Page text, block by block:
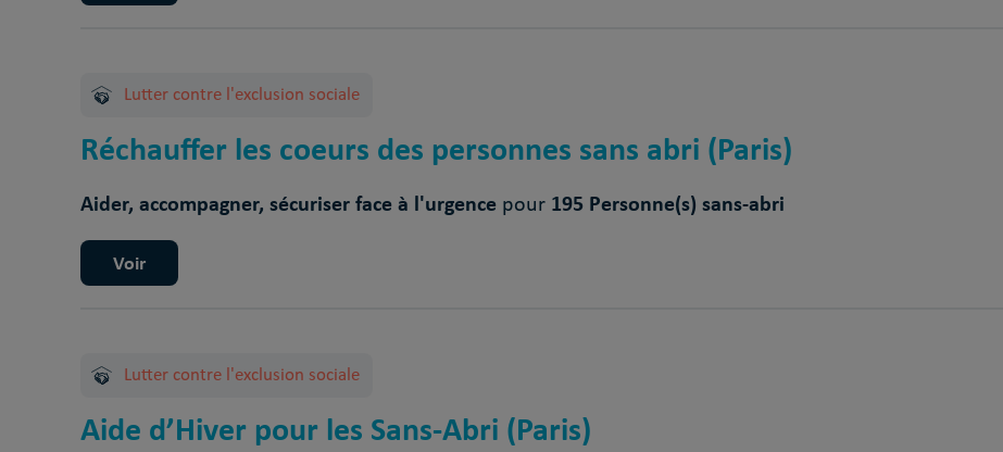
Lutter contre l'exclusion sociale
Réchauffer les coeurs des personnes sans abri (Paris)
Aider, accompagner, sécuriser face à l'urgence pour 195 Personne(s) sans-abri
Voir
Lutter contre l'exclusion sociale
Aide d’Hiver pour les Sans-Abri (Paris)